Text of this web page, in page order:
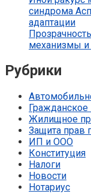
синдрома
адаптации
механизмы и
Рубрики
Гражданское
Жилищное
Защита прав
ИП и ООО
Конституция
Налоги
Новости
Нотариус